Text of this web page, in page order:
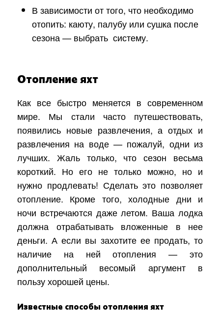
В зависимости от того, что необходимо
отопить: каюту, палубу или сушка после
сезона — выбрать систему.
Отопление яхт
Как все быстро меняется в современном
мире. Мы стали часто путешествовать,
появились новые развлечения, а отдых и
развлечения на воде — пожалуй, одни из
лучших. Жаль только, что сезон весьма
короткий. Но его не только можно, но и
нужно продлевать! Сделать это позволяет
отопление. Кроме того, холодные дни и
ночи встречаются даже летом. Ваша лодка
должна отрабатывать вложенные в нее
деньги. А если вы захотите ее продать, то
наличие на ней отопления — это
дополнительный весомый аргумент в
пользу хорошей цены.
Известные способы отопления яхт